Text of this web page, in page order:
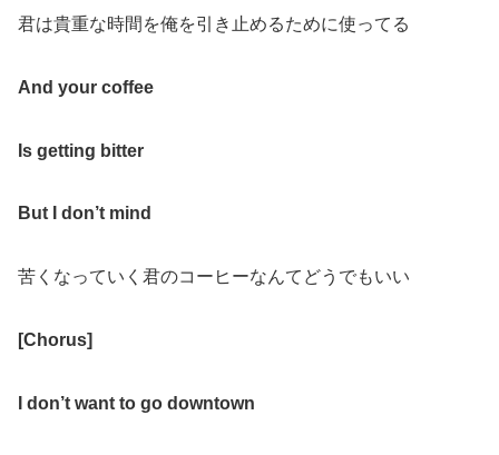
君は貴重な時間を俺を引き止めるために使ってる
And your coffee
Is getting bitter
But I don’t mind
苦くなっていく君のコーヒーなんてどうでもいい
[Chorus]
I don’t want to go downtown